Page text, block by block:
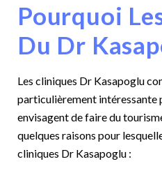
Pourquoi
Du Dr
Les cliniques Dr Kasapoglu
particulièrement intéressante
envisagent de faire du
quelques raisons pour
cliniques Dr Kasapoglu :